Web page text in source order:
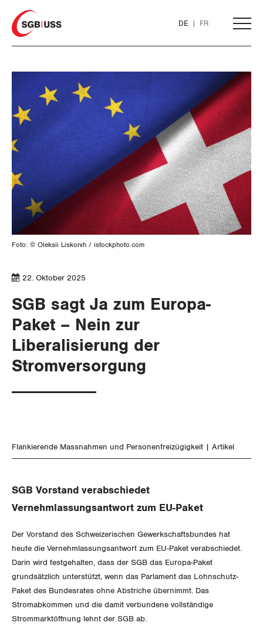
Home
DE FR
AKTUELL
THEMEN
ARBEIT
Löhne und Vertragspolitik
Flankierende Massnahmen und
Personenfreizügigkeit
Arbeitsrechte
Gewerkschaftsrechte
Arbeitssicherheit und Gesundheitsschutz
WIRTSCHAFT
Finanzen und Steuerpolitik
Verteilung
SOZIALPOLITIK
Arbeitslosenversicherung
Überbrückungsleistung
Post
Kommunikation und Medien
GLEICHSTELLUNG
Gleichstellung von Frauen und Männern
BILDUNG & JUGEND
International
Schweiz
GEWERKSCHAFTSMITGLIED WERDEN
DER SGB
Foto: © Oleksii Liskonih / istockphoto.com
22. Oktober 2025
SGB sagt Ja zum Europa-
Paket – Nein zur
Liberalisierung der
Stromversorgung
Flankierende Massnahmen und Personenfreizügigkeit Artikel
SGB Vorstand verabschiedet
Vernehmlassungsantwort zum EU-Paket
Der Vorstand des Schweizerischen Gewerkschaftsbundes hat
heute die Vernehmlassungsantwort zum EU-Paket verabschiedet.
Darin wird festgehalten, dass der SGB das Europa-Paket
grundsätzlich unterstützt, wenn das Parlament das Lohnschutz-
Paket des Bundesrates ohne Abstriche übernimmt. Das
Stromabkommen und die damit verbundene vollständige
Strommarktöffnung lehnt der SGB ab.